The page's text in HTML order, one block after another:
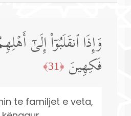
وَإِذَا ٱنقَلَبُوۤا۟ إِلَىٰۤ
فَكِهِینَ ﴿31﴾
te familjet e veta,